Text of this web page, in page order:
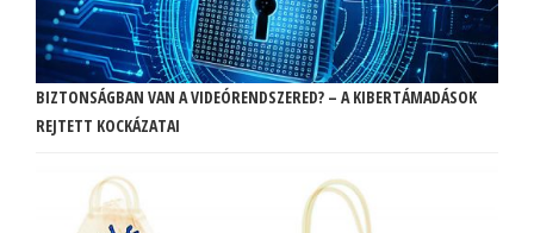
BIZTONSÁGBAN VAN A VIDEÓRENDSZERED? – A KIBERTÁMADÁSOK
REJTETT KOCKÁZATAI